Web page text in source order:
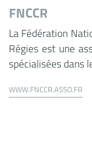
FNCCR
La Fédération
Régies est une
spécialisées dans
WWW.FNCCR.ASSO.FR